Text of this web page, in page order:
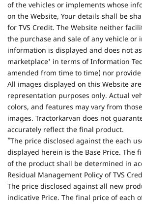
of the vehicles or implements whose
on the Website, Your details shall be
for TVS Credit. The Website neither
the purchase and sale of any vehicle or
information is displayed and does not
marketplace' in terms of Information
amended from time to time) nor provide
All images displayed on this Website
representation purposes only. Actual
colors, and features may vary from
images. Tractorkarvan does not
accurately reflect the final product.
*The price disclosed against the each
displayed herein is the Base Price. The
of the product shall be determined in
Residual Management Policy of TVS
The price disclosed against all new
indicative Price. The final price of each